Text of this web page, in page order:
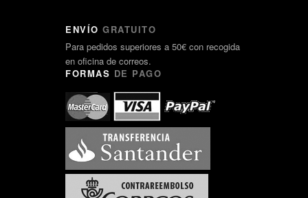
ENVÍO GRATUITO
Para pedidos superiores a 50€ con recogida
en oficina de correos.
FORMAS DE PAGO